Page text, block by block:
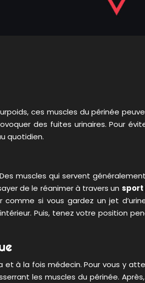
ces muscles du périnée
des fuites urinaires. Pour
quotidien.
muscles qui servent
de le réanimer à travers un sport
si vous gardez un jet
Puis, tenez votre position
à la fois médecin. Pour vous y
les muscles du périnée.